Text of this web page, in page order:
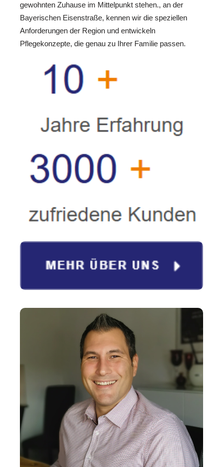
gewohnten Zuhause im Mittelpunkt stehen., an der
Bayerischen Eisenstraße, kennen wir die speziellen
Anforderungen der Region und entwickeln
Pflegekonzepte, die genau zu Ihrer Familie passen.